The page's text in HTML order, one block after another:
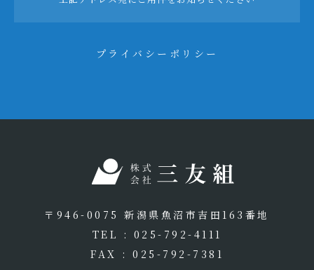
プライバシーポリシー
〒946-0075 新潟県魚沼市吉田163番地
TEL : 025-792-4111
FAX : 025-792-7381